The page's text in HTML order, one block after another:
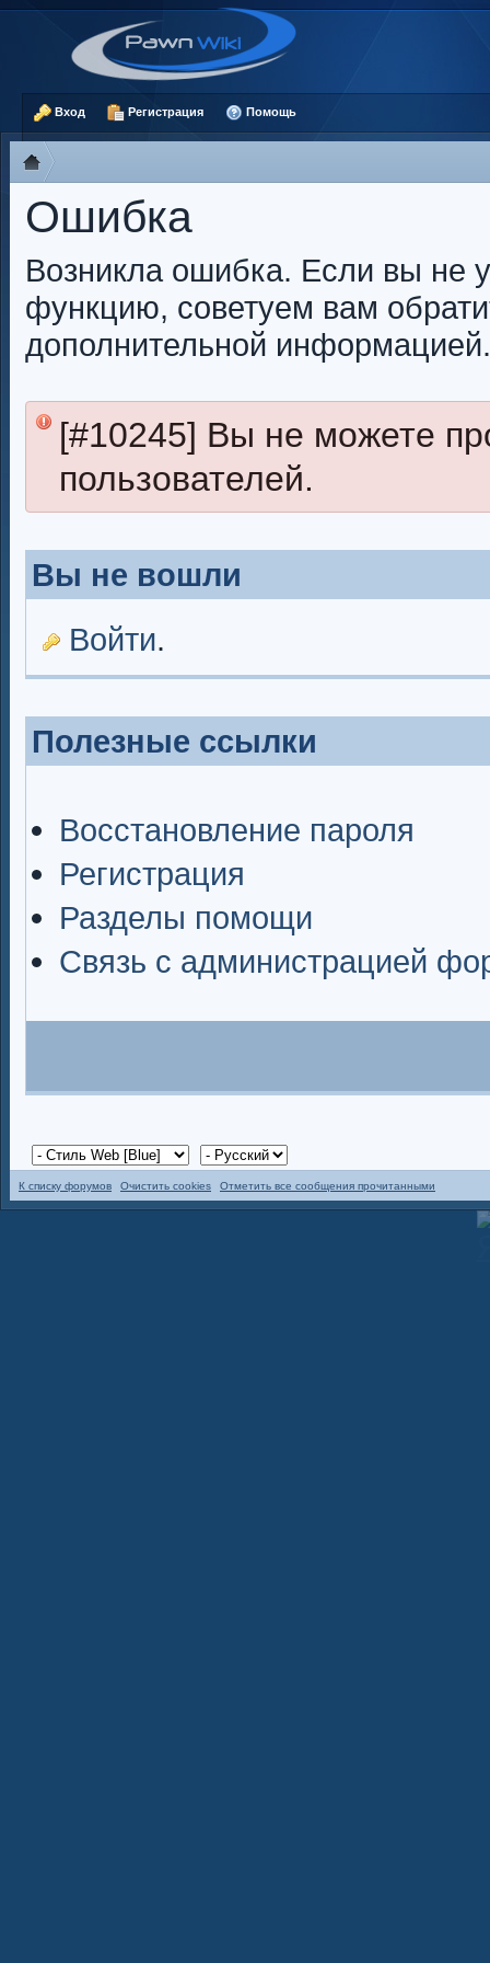
Вход Регистрация Помощь
Ошибка
Возникла ошибка. Если вы не
функцию, советуем вам
дополнительной информацией.
[#10245] Вы не можете
пользователей.
Вы не вошли
Войти.
Полезные ссылки
Восстановление пароля
Регистрация
Разделы помощи
Связь с администрацией
К списку форумов Очистить cookies Отметить все сообщения прочитанными